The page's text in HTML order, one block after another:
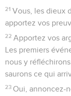
21 Vous, les dieux
apportez vos
22 Apportez vos
Les premiers
nous y
saurons ce qui
23 Oui, annoncez-